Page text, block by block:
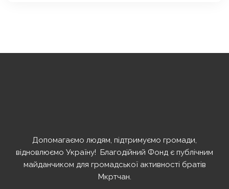
Допомагаємо людям, підтримуємо громади,
відновлюємо Україну! ️ Благодійний Фонд є публічним
майданчиком для громадської активності братів
Мкртчан.